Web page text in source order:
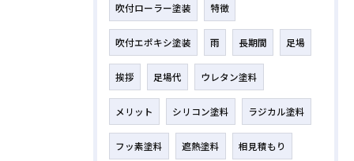
吹付ローラー塗装 特徴
吹付エポキシ塗装 雨 長期間 足場
挨拶 足場代 ウレタン塗料
メリット シリコン塗料 ラジカル塗料
フッ素塗料 遮熱塗料 相見積もり